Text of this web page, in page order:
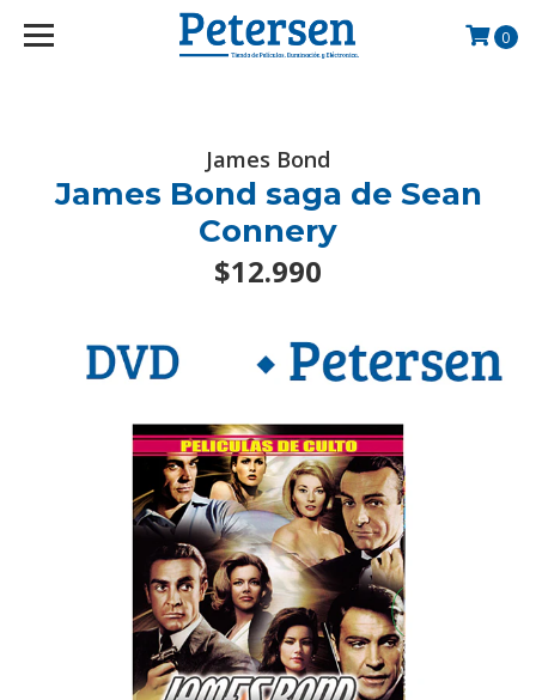
googlef2d1455d5020445a.html
0
James Bond
James Bond saga de Sean
Connery
$12.990